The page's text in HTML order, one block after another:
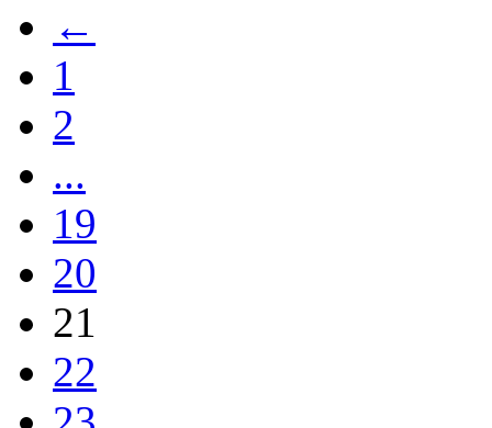
←
1
2
...
19
20
21
22